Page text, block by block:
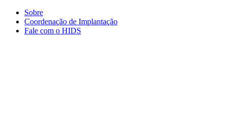
Conteúdo principal
Sobre
Coordenação de Implantação
Fale com o HIDS